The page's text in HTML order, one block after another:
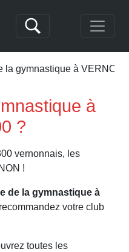
la gymnastique à VERNON
à
?
vernonnais, les
!
de la gymnastique à
votre club
toutes les